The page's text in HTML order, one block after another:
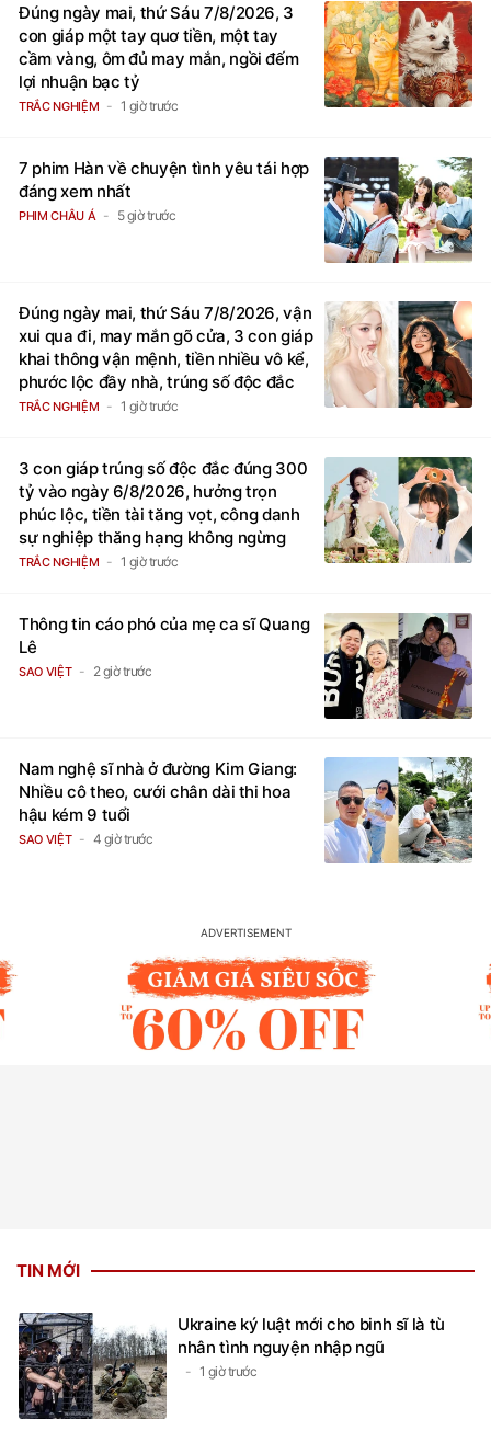
Đúng ngày mai, thứ Sáu 7/8/2026, 3
con giáp một tay quơ tiền, một tay
cầm vàng, ôm đủ may mắn, ngồi đếm
lợi nhuận bạc tỷ
TRẮC NGHIỆM 1 giờ trước
7 phim Hàn về chuyện tình yêu tái hợp
đáng xem nhất
PHIM CHÂU Á 5 giờ trước
Đúng ngày mai, thứ Sáu 7/8/2026, vận
xui qua đi, may mắn gõ cửa, 3 con giáp
khai thông vận mệnh, tiền nhiều vô kể,
phước lộc đầy nhà, trúng số độc đắc
TRẮC NGHIỆM 1 giờ trước
3 con giáp trúng số độc đắc đúng 300
tỷ vào ngày 6/8/2026, hưởng trọn
phúc lộc, tiền tài tăng vọt, công danh
sự nghiệp thăng hạng không ngừng
TRẮC NGHIỆM 1 giờ trước
Thông tin cáo phó của mẹ ca sĩ Quang
Lê
SAO VIỆT 2 giờ trước
Nam nghệ sĩ nhà ở đường Kim Giang:
Nhiều cô theo, cưới chân dài thi hoa
hậu kém 9 tuổi
SAO VIỆT 4 giờ trước
TIN MỚI
Ukraine ký luật mới cho binh sĩ là tù
nhân tình nguyện nhập ngũ
1 giờ trước